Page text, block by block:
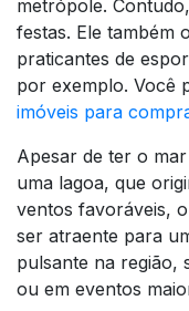
metrópole.
festas. Ele também
praticantes de
por exemplo. Você
imóveis para
Apesar de ter o
uma lagoa, que
ventos favoráveis,
ser atraente para
pulsante na região,
ou em eventos